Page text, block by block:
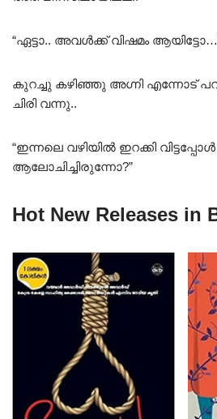
“ഏട്ടാ.. അവൾക്ക് വിഷമം
കുറച്ചു കഴിഞ്ഞു അഗ്നി എന്നോട്
ചിരി വന്നു..
“ഇന്നലെ വഴിയിൽ ഇറക്കി
ആലോചിച്ചിരുന്നോ?”
Hot New Releases in